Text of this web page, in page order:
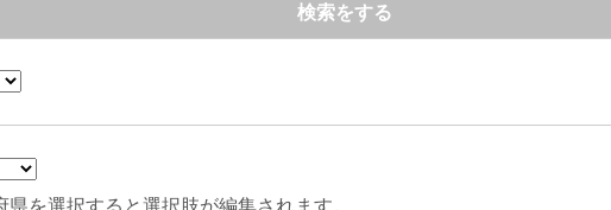
検索をする
を選択すると選択肢が編集されます。